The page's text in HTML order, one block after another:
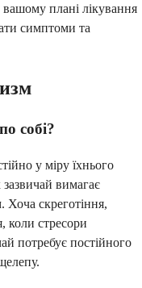
плані лікування
симптоми та
собі?
у міру їхнього
вимагає
Хоча скреготіння,
коли стресори
потребує постійного